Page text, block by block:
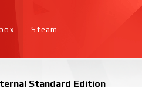
Steam
Standard Edition